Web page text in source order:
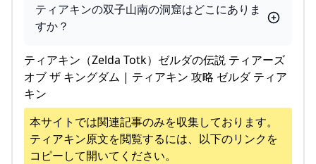
ティアキンの双子山南の洞窟はどこにありま
すか？
ティアキン（Zelda Totk）ゼルダの伝説 ティアーズ
オブ ザ キングダム | ティアキン 攻略 ゼルダ ティア
キン
本サイトでは関連記事のみを収集しております。
ティアキン原文を閲覧するには、以下のリンクを
コピーして開いてください。